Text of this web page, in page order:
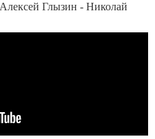
Глызин - Николай